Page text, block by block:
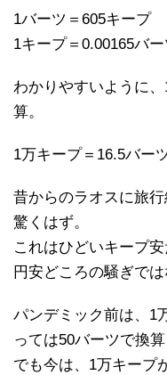
1バーツ＝605キープ
1キープ＝0.00165バー
わかりやすいように
算。
1万キープ＝16.5バー
昔からのラオスに旅
驚くはず。
これはひどいキープ安
円安どころの騒ぎでは
パンデミック前は、1
っては50バーツで換算
でも今は、1万キープ